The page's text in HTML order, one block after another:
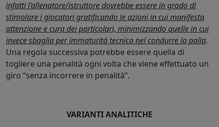
infatti l’allenatore/istruttore dovrebbe essere in grado di
stimolare i giocatori gratificando le azioni in cui manifesta
attenzione e cura dei particolari, minimizzando quelle in cui
invece sbaglia per immaturità tecnica nel condurre la palla.
Una regola successiva potrebbe essere quella di
togliere una penalità ogni volta che viene effettuato un
giro “senza incorrere in penalità”.
VARIANTI ANALITICHE